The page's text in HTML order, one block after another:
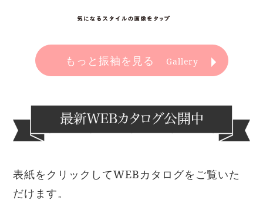
もっと振袖を見る Gallery
表紙をクリックしてWEBカタログをご覧いた
だけます。